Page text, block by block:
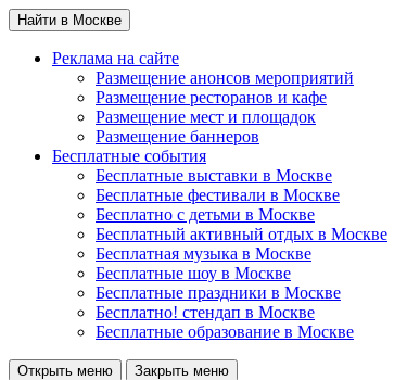
Найти в Москве
Реклама на сайте
Размещение анонсов мероприятий
Размещение ресторанов и кафе
Размещение мест и площадок
Размещение баннеров
Бесплатные события
Бесплатные выставки в Москве
Бесплатные фестивали в Москве
Бесплатно с детьми в Москве
Бесплатный активный отдых в Москве
Бесплатная музыка в Москве
Бесплатные шоу в Москве
Бесплатные праздники в Москве
Бесплатно! стендап в Москве
Бесплатные образование в Москве
Открыть меню Закрыть меню